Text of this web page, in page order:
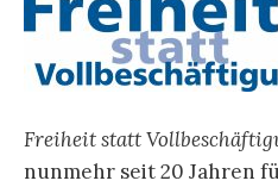
Freiheit statt
nunmehr seit 20 Jahren